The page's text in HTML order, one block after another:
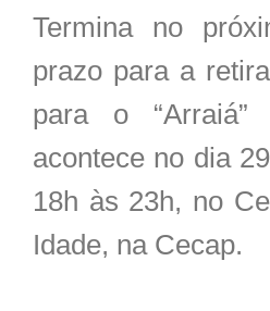
Termina no
prazo para a
para o
acontece no dia
18h às 23h, no
Idade, na Cecap.